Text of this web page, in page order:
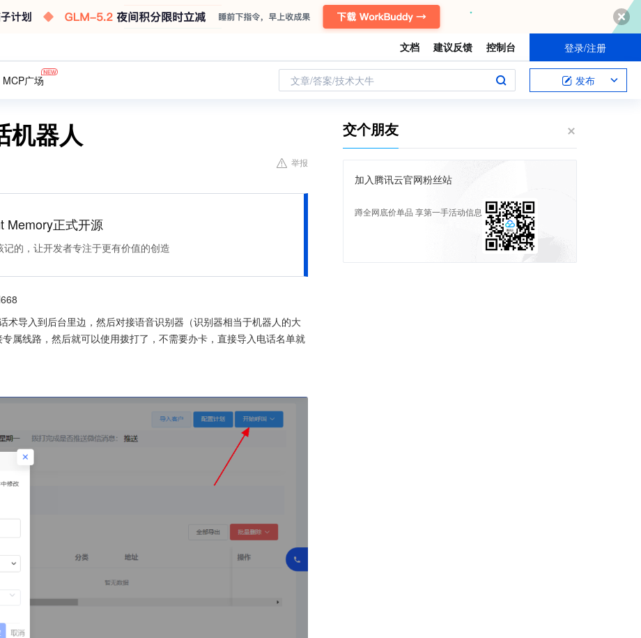
文档 建议反馈 控制台 登录/注册
MCP广场 文章/答案/技术大牛 发布
机器人
举报
Memory正式开源
的，让开发者专注于更有价值的创造
术导入到后台里边，然后对接语音识别器（识别器相当于机器人的大
属线路，然后就可以使用拨打了，不需要办卡，直接导入电话名单就
交个朋友
加入腾讯云官网粉丝站
蹲全网底价单品 享第一手活动信息